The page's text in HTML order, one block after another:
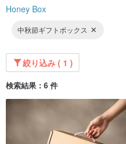
Honey Box
中秋節ギフトボックス
絞り込み ( 1 )
検索結果：6 件